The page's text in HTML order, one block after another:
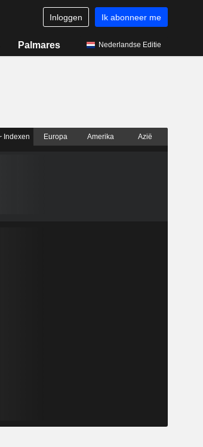
Inloggen Ik abonneer me
Palmares Nederlandse Editie
Indexen Europa Amerika Azië